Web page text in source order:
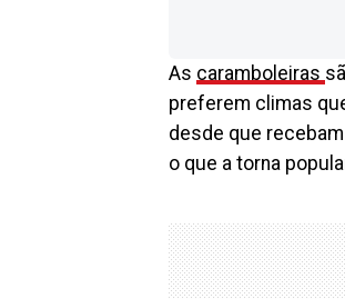
As caramboleiras
preferem climas
desde que
o que a torna